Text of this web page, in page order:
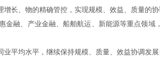
长、物的精确管控，实现规模、效益、质量的
、产业金融、船舶航运、新能源等重点领域
均水平，继续保持规模、质量、效益协调发展